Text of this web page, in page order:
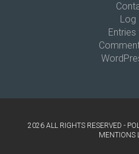
Log
Entries
2026 ALL RIGHTS RESERVED -
MENTIONS